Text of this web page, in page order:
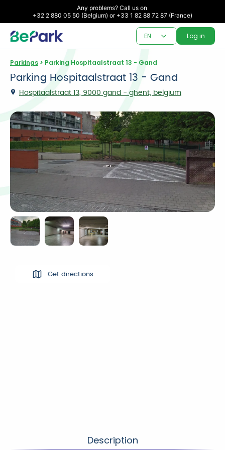
Any problems? Call us on
+32 2 880 05 50 (Belgium) or +33 1 82 88 72 87 (France)
EN Log in
Parkings > Parking Hospitaalstraat 13 - Gand
Parking Hospitaalstraat 13 - Gand
Hospitaalstraat 13, 9000 gand - ghent, belgium
Get directions
Description